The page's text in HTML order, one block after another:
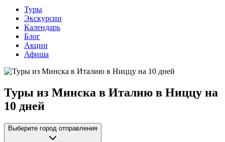
Туры
Экскурсии
Календарь
Блог
Акции
Афиша
Туры из Минска в Италию в Ниццу на
10 дней
Выберите город отправления